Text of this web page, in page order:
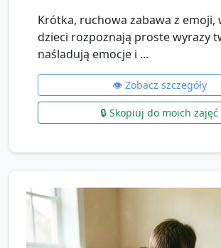
Krótka, ruchowa zabawa z emoji,
dzieci rozpoznają proste wyrazy
naśladują emocje i ...
👁️ Zobacz szczegóły
🔒 Skopiuj do moich zajęć